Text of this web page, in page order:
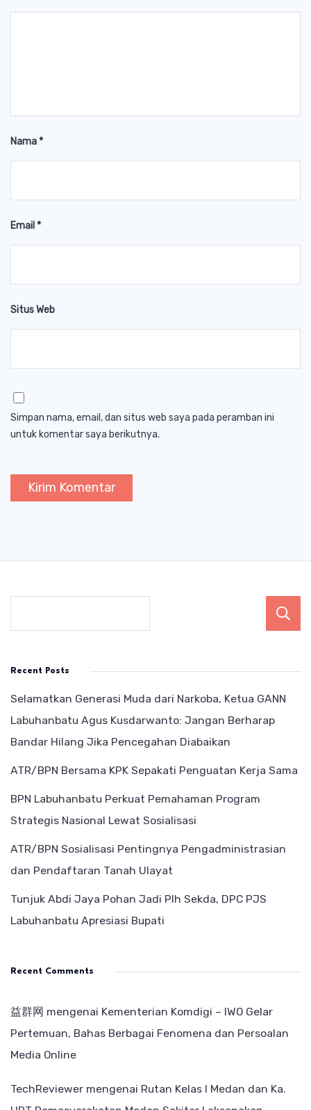
Nama*
Email*
Situs Web
Simpan nama, email, dan situs web saya pada peramban ini
untuk komentar saya berikutnya.
Recent Posts
Selamatkan Generasi Muda dari Narkoba, Ketua GANN
Labuhanbatu Agus Kusdarwanto: Jangan Berharap
Bandar Hilang Jika Pencegahan Diabaikan
ATR/BPN Bersama KPK Sepakati Penguatan Kerja Sama
BPN Labuhanbatu Perkuat Pemahaman Program
Strategis Nasional Lewat Sosialisasi
ATR/BPN Sosialisasi Pentingnya Pengadministrasian
dan Pendaftaran Tanah Ulayat
Tunjuk Abdi Jaya Pohan Jadi Plh Sekda, DPC PJS
Labuhanbatu Apresiasi Bupati
Recent Comments
益群网 mengenai Kementerian Komdigi – IWO Gelar
Pertemuan, Bahas Berbagai Fenomena dan Persoalan
Media Online
TechReviewer mengenai Rutan Kelas I Medan dan Ka.